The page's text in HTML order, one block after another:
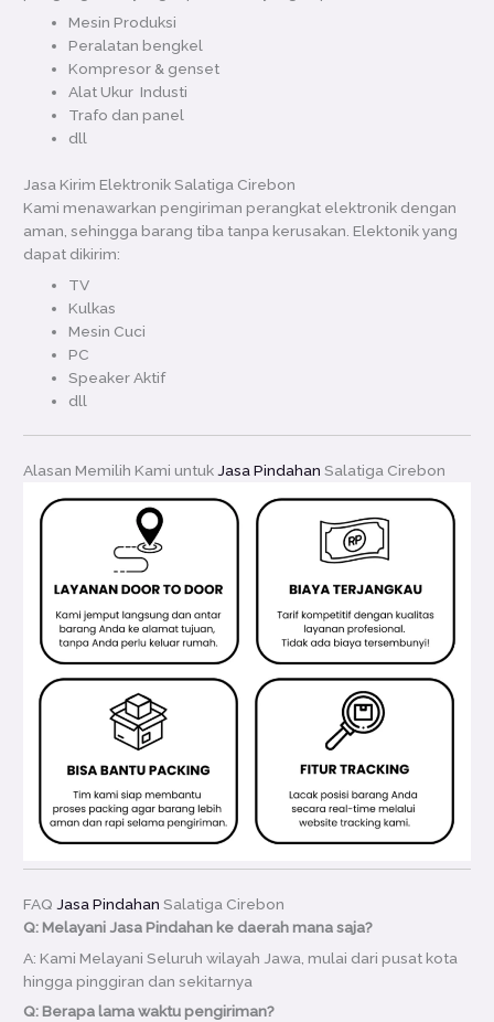
Mesin Produksi
Peralatan bengkel
Kompresor & genset
Alat Ukur Industi
Trafo dan panel
dll
Jasa Kirim Elektronik Salatiga Cirebon
Kami menawarkan pengiriman perangkat elektronik dengan
aman, sehingga barang tiba tanpa kerusakan. Elektonik yang
dapat dikirim:
TV
Kulkas
Mesin Cuci
PC
Speaker Aktif
dll
Alasan Memilih Kami untuk Jasa Pindahan Salatiga Cirebon
FAQ Jasa Pindahan Salatiga Cirebon
Q: Melayani Jasa Pindahan ke daerah mana saja?
A: Kami Melayani Seluruh wilayah Jawa, mulai dari pusat kota
hingga pinggiran dan sekitarnya
Q: Berapa lama waktu pengiriman?